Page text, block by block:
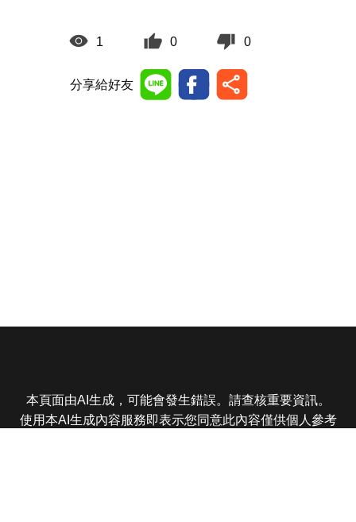
1 0 0
分享給好友
本頁面由AI生成，可能會發生錯誤。請查核重要資訊。
使用本AI生成內容服務即表示您同意此內容僅供個人參考